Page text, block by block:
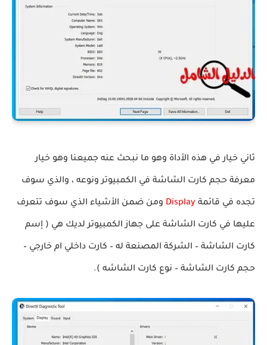
ثاني خيار في هذه الأداة وهو ما نبحث عنه جميعنا وهو خيار
معرفة حجم كارت الشاشة في الكمبيوتر ونوعه ، والذي سوف
تجده في قائمة Display ومن ضمن الأشياء الذي سوف تتعرف
عليها في كارت الشاشة على جهاز الكمبيوتر لديك هي ( إسم
كارت الشاشة – الشركة المصنعة له – كارت داخلي ام خارجي –
حجم كارت الشاشة – نوع كارت الشاشه ).